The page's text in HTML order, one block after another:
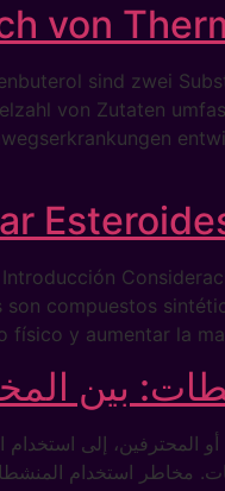
von
sind zwei
von Zutaten
son compuestos
físico y aumentar la
بين
المحترفين، إلى
مخاطر استخدام